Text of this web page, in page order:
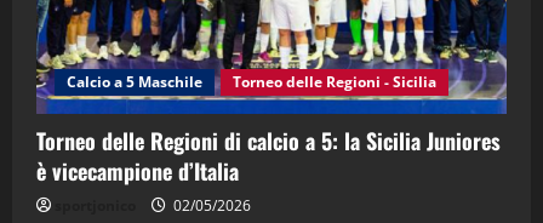
4
"SportEmpire" in Podcast Sport News
“SportEmpire” in Podcast: 27^ Puntata
(Martedi 14 Aprile 2026)
15/04/2026
"SportEmpire" in Podcast
“SportEmpire” in Podcast: 26^ Puntata
Calcio a 5 Maschile Torneo delle Regioni - Sicilia
Torneo delle Regioni di calcio a 5: la Sicilia Juniores
è vicecampione d’Italia
02/05/2026